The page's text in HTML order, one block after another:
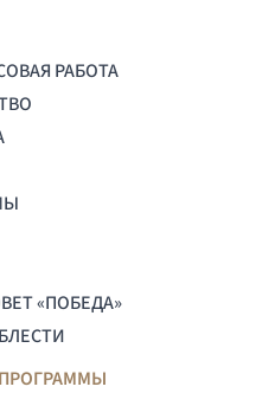
РАБОТА
«ПОБЕДА»